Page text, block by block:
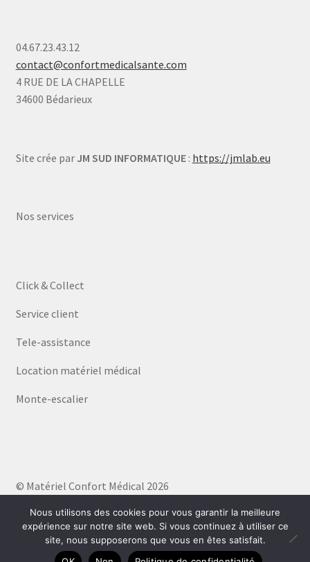
04.67.23.43.12
contact@confortmedicalsante.com
4 RUE DE LA CHAPELLE
34600 Bédarieux
Site crée par JM SUD INFORMATIQUE: https://jmlab.eu
Nos services
Click & Collect
Service client
Tele-assistance
Location matériel médical
Monte-escalier
© Matériel Confort Médical 2026
Nous utilisons des cookies pour vous garantir la meilleure
expérience sur notre site web. Si vous continuez à utiliser ce
site, nous supposerons que vous en êtes satisfait.